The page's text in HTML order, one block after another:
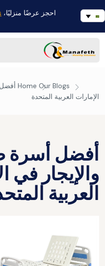
احجز عرضًا منزليًا،
Home Our Blogs
أفضل
الإمارات العربية المتحدة
أفضل أسرة
والإيجار في
العربية